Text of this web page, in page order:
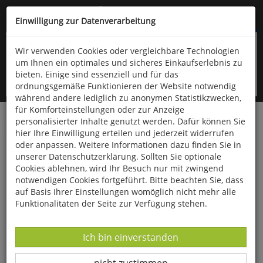
Kompletten Head der Seite überspringen
oder (06766) 9323-960
Startseite Bücher Literatur Diverses
Die schönsten deutschen Gedichte
Einwilligung zur Datenverarbeitung
Wir verwenden Cookies oder vergleichbare Technologien
um Ihnen ein optimales und sicheres Einkaufserlebnis zu
bieten. Einige sind essenziell und für das
ordnungsgemäße Funktionieren der Website notwendig
während andere lediglich zu anonymen Statistikzwecken,
für Komforteinstellungen oder zur Anzeige
personalisierter Inhalte genutzt werden. Dafür können Sie
hier Ihre Einwilligung erteilen und jederzeit widerrufen
oder anpassen. Weitere Informationen dazu finden Sie in
unserer Datenschutzerklärung. Sollten Sie optionale
Cookies ablehnen, wird Ihr Besuch nur mit zwingend
notwendigen Cookies fortgeführt. Bitte beachten Sie, dass
auf Basis Ihrer Einstellungen womöglich nicht mehr alle
Funktionalitäten der Seite zur Verfügung stehen.
Datenverarbeitung -
Ich bin einverstanden